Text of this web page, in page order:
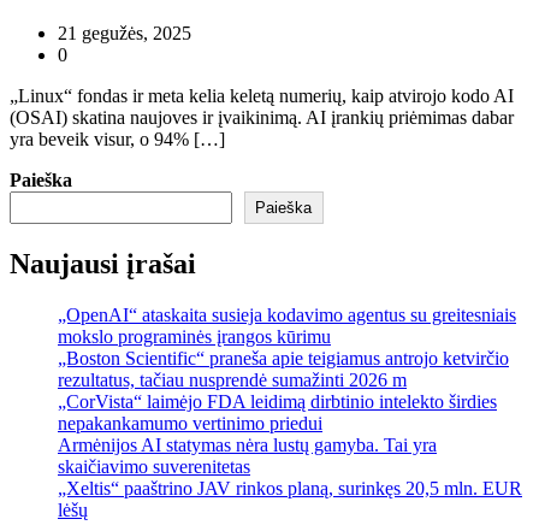
21 gegužės, 2025
0
„Linux“ fondas ir meta kelia keletą numerių, kaip atvirojo kodo AI
(OSAI) skatina naujoves ir įvaikinimą. AI įrankių priėmimas dabar
yra beveik visur, o 94% […]
Paieška
Paieška
Naujausi įrašai
„OpenAI“ ataskaita susieja kodavimo agentus su greitesniais
mokslo programinės įrangos kūrimu
„Boston Scientific“ praneša apie teigiamus antrojo ketvirčio
rezultatus, tačiau nusprendė sumažinti 2026 m
„CorVista“ laimėjo FDA leidimą dirbtinio intelekto širdies
nepakankamumo vertinimo priedui
Armėnijos AI statymas nėra lustų gamyba. Tai yra
skaičiavimo suverenitetas
„Xeltis“ paaštrino JAV rinkos planą, surinkęs 20,5 mln. EUR
lėšų